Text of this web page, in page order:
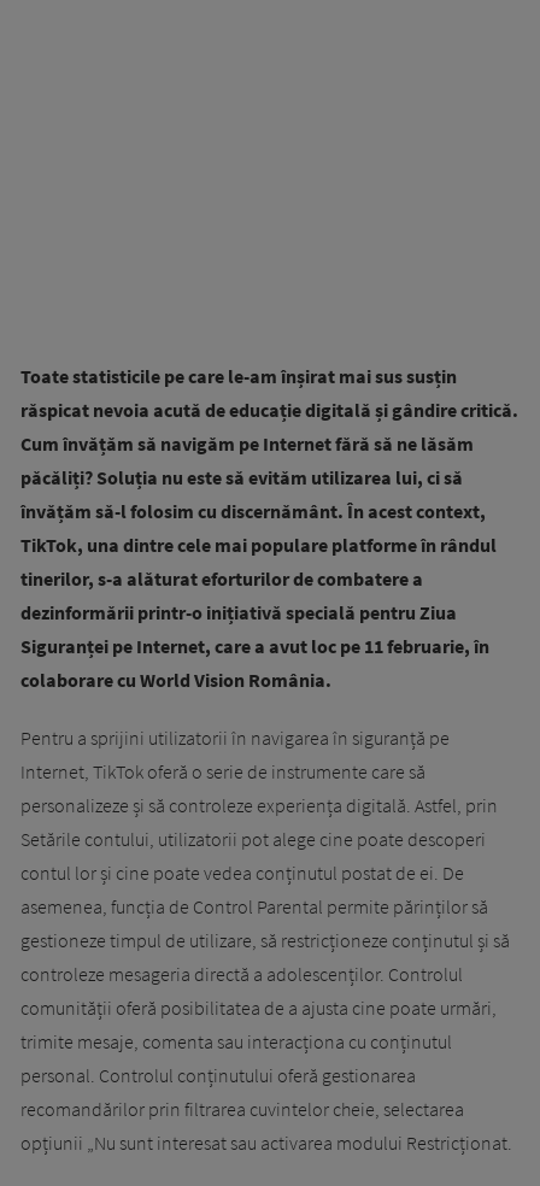
Toate statisticile pe care le-am înșirat mai sus susțin
răspicat nevoia acută de educație digitală și gândire critică.
Cum învățăm să navigăm pe Internet fără să ne lăsăm
păcăliți? Soluția nu este să evităm utilizarea lui, ci să
învățăm să-l folosim cu discernământ. În acest context,
TikTok, una dintre cele mai populare platforme în rândul
tinerilor, s-a alăturat eforturilor de combatere a
dezinformării printr-o inițiativă specială pentru Ziua
Siguranței pe Internet, care a avut loc pe 11 februarie, în
colaborare cu World Vision România.
Pentru a sprijini utilizatorii în navigarea în siguranță pe
Internet, TikTok oferă o serie de instrumente care să
personalizeze și să controleze experiența digitală. Astfel, prin
Setările contului, utilizatorii pot alege cine poate descoperi
contul lor și cine poate vedea conținutul postat de ei. De
asemenea, funcția de Control Parental permite părinților să
gestioneze timpul de utilizare, să restricționeze conținutul și să
controleze mesageria directă a adolescenților. Controlul
comunității oferă posibilitatea de a ajusta cine poate urmări,
trimite mesaje, comenta sau interacționa cu conținutul
personal. Controlul conținutului oferă gestionarea
recomandărilor prin filtrarea cuvintelor cheie, selectarea
opțiunii „Nu sunt interesat sau activarea modului Restricționat.